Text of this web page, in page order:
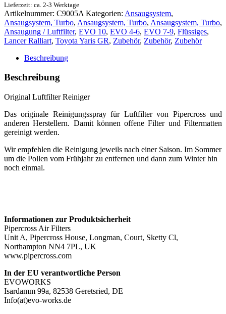
Lieferzeit: ca. 2-3 Werktage
Artikelnummer: C9005A Kategorien: Ansaugsystem,
Ansaugsystem, Turbo, Ansaugsystem, Turbo, Ansaugsystem, Turbo,
Ansaugung / Luftfilter, EVO 10, EVO 4-6, EVO 7-9, Flüssiges,
Lancer Ralliart, Toyota Yaris GR, Zubehör, Zubehör, Zubehör
Beschreibung
Beschreibung
Original Luftfilter Reiniger
Das originale Reinigungsspray für Luftfilter von Pipercross und
anderen Herstellern. Damit können offene Filter und Filtermatten
gereinigt werden.
Wir empfehlen die Reinigung jeweils nach einer Saison. Im Sommer
um die Pollen vom Frühjahr zu entfernen und dann zum Winter hin
noch einmal.
Informationen zur Produktsicherheit
Pipercross Air Filters
Unit A, Pipercross House, Longman, Court, Sketty Cl,
Northampton NN4 7PL, UK
www.pipercross.com
In der EU verantwortliche Person
EVOWORKS
Isardamm 99a, 82538 Geretsried, DE
Info(at)evo-works.de